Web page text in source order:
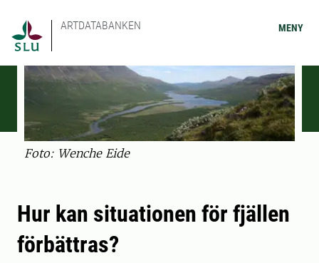
ARTDATABANKEN MENY
Foto: Wenche Eide
Hur kan situationen för fjällen
förbättras?